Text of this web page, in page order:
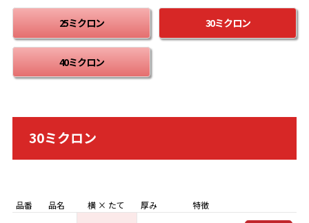
25ミクロン 30ミクロン
40ミクロン
30ミクロン
品番 品名 横 × たて 厚み 特徴